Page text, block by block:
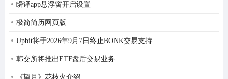
瞬译app悬浮窗开启设置
极简简历网页版
Upbit将于2026年9月7日终止BONK交易支持
韩交所将推出ETF盘后交易业务
《望月》花枝火介绍